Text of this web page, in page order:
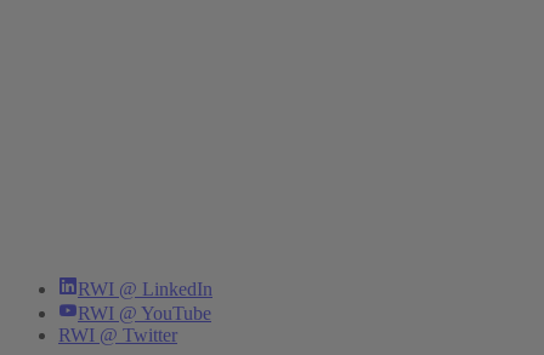
RWI @ LinkedIn
RWI @ YouTube
RWI @ Twitter